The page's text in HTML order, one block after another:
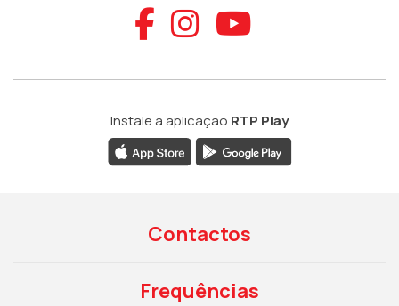
Aceder ao
Aceder ao
Aceder
Instale a aplicação RTP Play
Contactos
Frequências